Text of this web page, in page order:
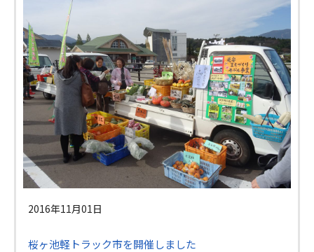
2016年11月01日
桜ヶ池軽トラック市を開催しました